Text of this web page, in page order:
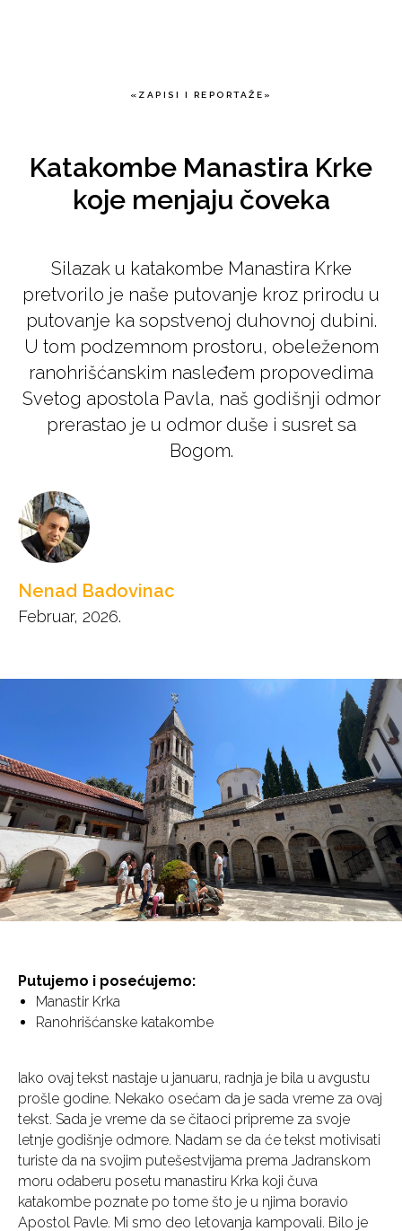
«ZAPISI I REPORTAŽE»
Katakombe Manastira Krke
koje menjaju čoveka
Silazak u katakombe Manastira Krke
pretvorilo je naše putovanje kroz prirodu u
putovanje ka sopstvenoj duhovnoj dubini.
U tom podzemnom prostoru, obeleženom
ranohrišćanskim nasleđem propovedima
Svetog apostola Pavla, naš godišnji odmor
prerastao je u odmor duše i susret sa
Bogom.
Nenad Badovinac
Februar, 2026.
Putujemo i posećujemo:
Manastir Krka
Ranohrišćanske katakombe
Iako ovaj tekst nastaje u januaru, radnja je bila u avgustu
prošle godine. Nekako osećam da je sada vreme za ovaj
tekst. Sada je vreme da se čitaoci pripreme za svoje
letnje godišnje odmore. Nadam se da će tekst motivisati
turiste da na svojim putešestvijama prema Jadranskom
moru odaberu posetu manastiru Krka koji čuva
katakombe poznate po tome što je u njima boravio
Apostol Pavle. Mi smo deo letovanja kampovali. Bilo je